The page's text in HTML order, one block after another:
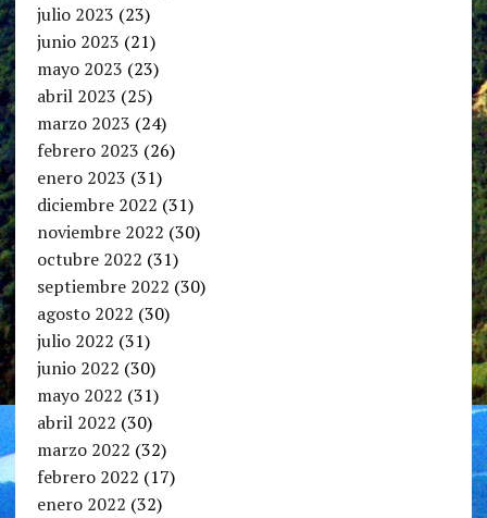
julio 2023 (23)
junio 2023 (21)
mayo 2023 (23)
abril 2023 (25)
marzo 2023 (24)
febrero 2023 (26)
enero 2023 (31)
diciembre 2022 (31)
noviembre 2022 (30)
octubre 2022 (31)
septiembre 2022 (30)
agosto 2022 (30)
julio 2022 (31)
junio 2022 (30)
mayo 2022 (31)
abril 2022 (30)
marzo 2022 (32)
febrero 2022 (17)
enero 2022 (32)